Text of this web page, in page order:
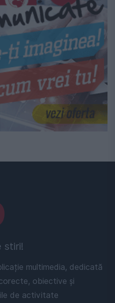
stiri!
multimedia, dedicată
obiective și
de activitate